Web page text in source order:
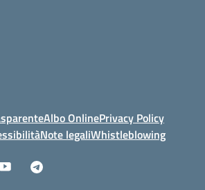
Albo OnlinePrivacy Policy
Note legaliWhistleblowing